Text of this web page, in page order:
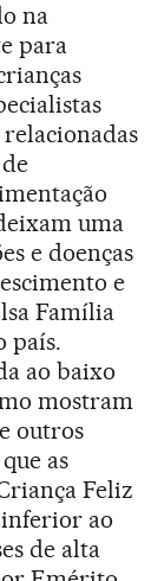
na
para
uma
e doenças
e
Família
país.
ao baixo
mostram
outros
as
Feliz
inferior ao
de alta